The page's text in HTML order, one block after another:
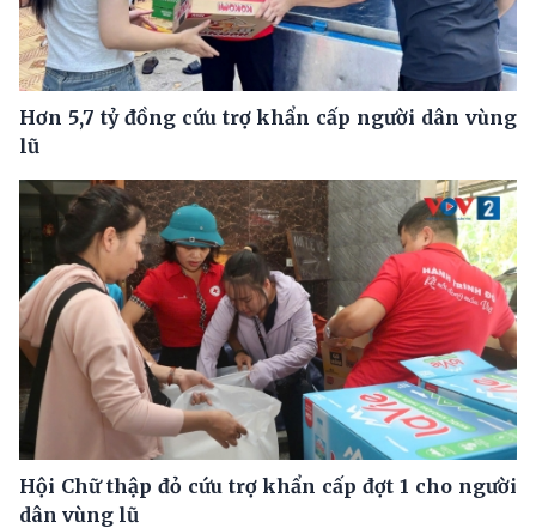
Hơn 5,7 tỷ đồng cứu trợ khẩn cấp người dân vùng
lũ
Hội Chữ thập đỏ cứu trợ khẩn cấp đợt 1 cho người
dân vùng lũ